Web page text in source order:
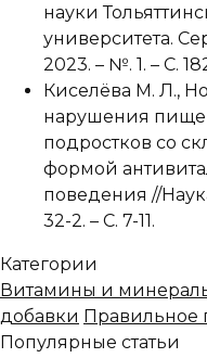
науки
университета.
2023. – №. 1. – С.
Киселёва М. Л.,
нарушения
подростков со
формой
поведения //
32-2. – С. 7-11.
Категории
Витамины и
добавки Правильное
Популярные статьи